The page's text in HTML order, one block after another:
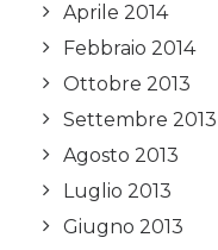
Aprile 2014
Febbraio 2014
Ottobre 2013
Settembre 2013
Agosto 2013
Luglio 2013
Giugno 2013